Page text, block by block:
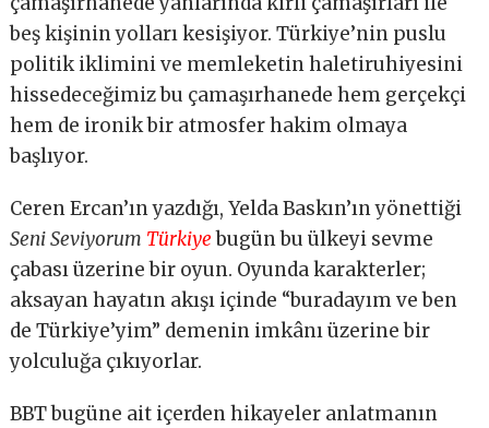
beş kişinin yolları kesişiyor. Türkiye’nin puslu
politik iklimini ve memleketin haletiruhiyesini
hissedeceğimiz bu çamaşırhanede hem gerçekçi
hem de ironik bir atmosfer hakim olmaya
başlıyor.
Ceren Ercan’ın yazdığı, Yelda Baskın’ın yönettiği
Seni Seviyorum Türkiyebugün bu ülkeyi sevme
çabası üzerine bir oyun. Oyunda karakterler;
aksayan hayatın akışı içinde “buradayım ve ben
de Türkiye’yim” demenin imkânı üzerine bir
yolculuğa çıkıyorlar.
BBT bugüne ait içerden hikayeler anlatmanın